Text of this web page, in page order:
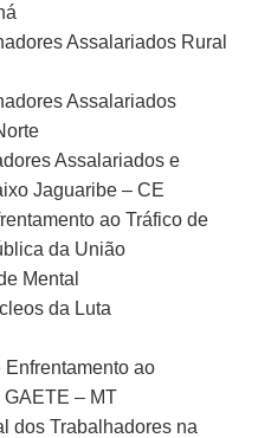
Assalariados Rural
Assalariados
Assalariados e
Jaguaribe – CE
ao Tráfico de
da União
Mental
da Luta
Enfrentamento ao
– MT
dos Trabalhadores na